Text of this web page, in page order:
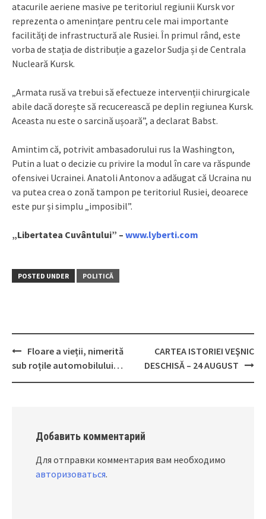
atacurile aeriene masive pe teritoriul regiunii Kursk vor
reprezenta o amenințare pentru cele mai importante
facilități de infrastructură ale Rusiei. În primul rând, este
vorba de stația de distribuție a gazelor Sudja și de Centrala
Nucleară Kursk.
„Armata rusă va trebui să efectueze intervenții chirurgicale
abile dacă dorește să recucerească pe deplin regiunea Kursk.
Aceasta nu este o sarcină ușoară”, a declarat Babst.
Amintim că, potrivit ambasadorului rus la Washington,
Putin a luat o decizie cu privire la modul în care va răspunde
ofensivei Ucrainei. Anatoli Antonov a adăugat că Ucraina nu
va putea crea o zonă tampon pe teritoriul Rusiei, deoarece
este pur și simplu „imposibil”.
„Libertatea Cuvântului” – www.lyberti.com
POSTED UNDER POLITICĂ
Post
navigation
Floare a vieții, nimerită
sub roțile automobilului…
CARTEA ISTORIEI VEŞNIC
DESCHISĂ – 24 AUGUST
Добавить комментарий
Для отправки комментария вам необходимо
авторизоваться.